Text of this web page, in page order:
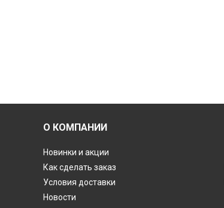
О КОМПАНИИ
Новинки и акции
Как сделать заказ
Условия доставки
Новости